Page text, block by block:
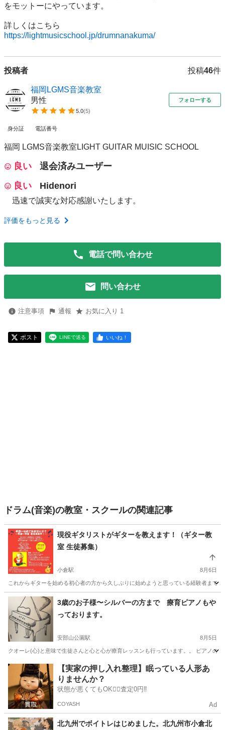
をモットーにやっています。
https://lightmusicschool.jp/drumnanakuma/
投稿者 投稿46件
福岡LGMS音楽教室
男性
5.0(5)
フォローする
身分証 電話番号
福岡 LGMS音楽教室LIGHT GUITAR MUISIC SCHOOL
良い
退会済みユーザー
良い
Hidenori
迅速で誠実な対応感謝いたします。
評価をもっと見る
電話で問い合わせ
問い合わせ
注意事項 通報 お気に入り 1
ポスト LINEで送る いいね！
ドラム(音楽)の教室・スクールの関連記事
現役ギタリストがギターを教えます！（ギター教
室 生徒募集）
小倉駅 8月6日
これからギターを始める初心者の方から久しぶりに始めようと思っている経験者まで
福岡 北九州市 小倉駅
3歳のお子様〜シルバーの方まで 療育ピアノもや
っております。
安部山公園駅 8月5日
クオーレ(心)と意味で生徒さんと心と心が療育レッスンも行っています。。 ピアノ
福岡 北九州市 安部山公園駅 ピアノ 療育
【実家の押し入れ整理】眠っている人形あ
りませんか？
状態が悪くてもOK🙆‍♀️査定0円‼️
COYASH Ad
北九州でボイトレはじめました。北九州市小倉北